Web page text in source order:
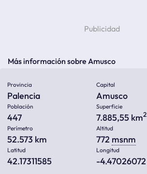
Más información sobre Amusco
Provincia
Palencia
Capital
Amusco
Población
447
Superficie
7.885,55 km2
Perímetro
52.573 km
Altitud
772 msnm
Latitud
42.17311585
Longitud
-4.47026072